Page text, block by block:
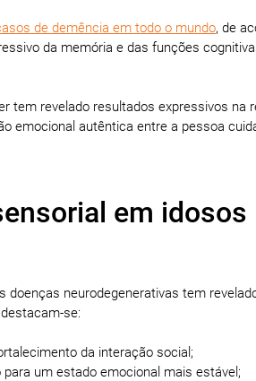
de demência em todo o mundo, de
da memória e das funções
tem revelado resultados expressivos na
emocional autêntica entre a pessoa
em idosos
doenças neurodegenerativas tem
se:
da interação social;
para um estado emocional mais estável;